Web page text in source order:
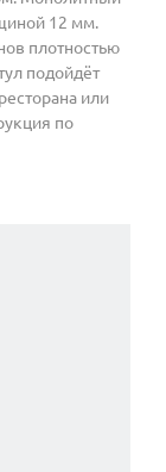
12 мм.
плотностью
подойдёт
или
по